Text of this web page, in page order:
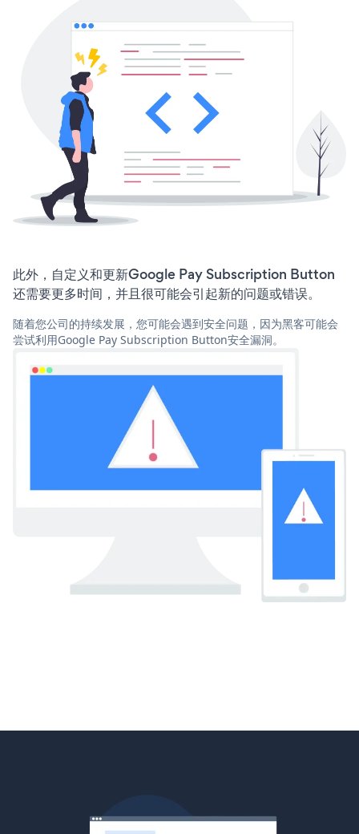
此外，自定义和更新Google Pay Subscription Button
还需要更多时间，并且很可能会引起新的问题或错误。
随着您公司的持续发展，您可能会遇到安全问题，因为黑客可能会
尝试利用Google Pay Subscription Button安全漏洞。